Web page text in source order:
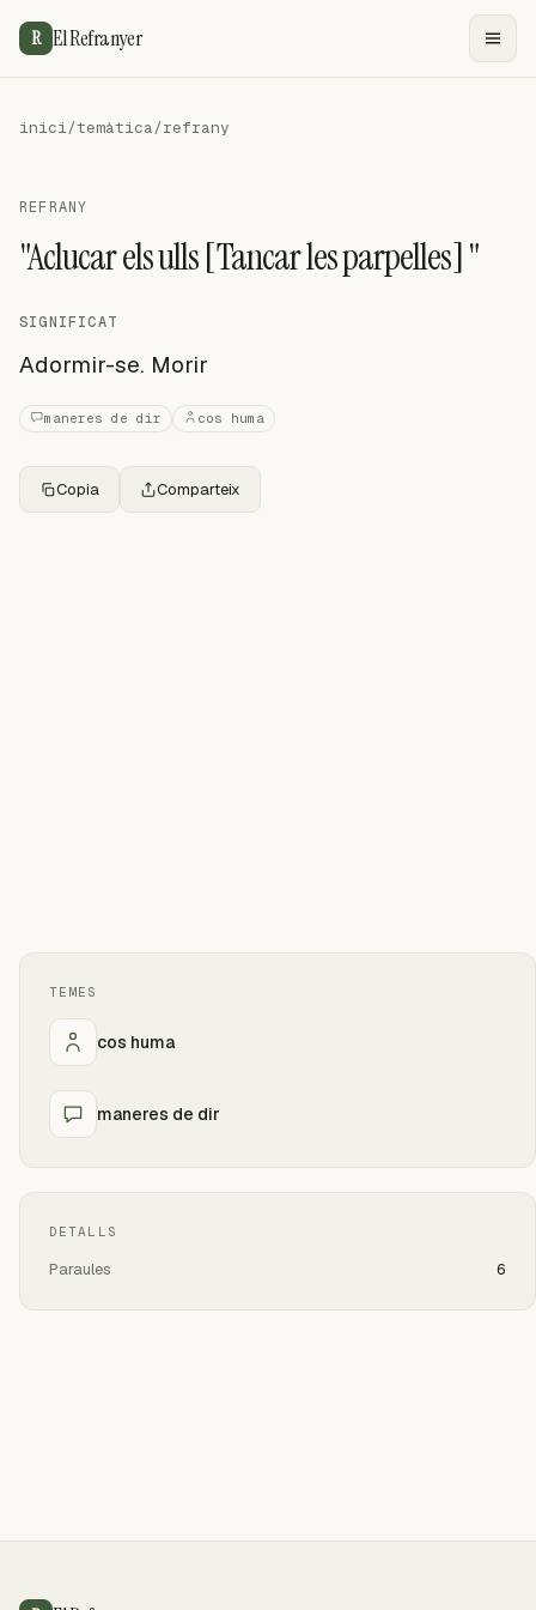
R El Refranyer
inici/temàtica/refrany
REFRANY
"Aclucar els ulls [Tancar les parpelles] "
SIGNIFICAT
Adormir-se. Morir
maneres de dir cos huma
Copia Comparteix
TEMES
cos huma
maneres de dir
DETALLS
Paraules 6